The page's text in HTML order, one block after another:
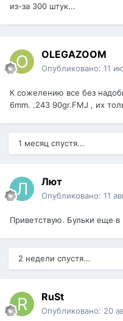
из-за 300 штук...
OLEGAZOOM
Опубликовано: 11
К сожелению все без
6mm. .243 90gr.FMJ , их
1 месяц спустя...
Лют
Опубликовано: 11
Приветствую. Бульки еще в
2 недели спустя...
RuSt
Опубликовано: 20